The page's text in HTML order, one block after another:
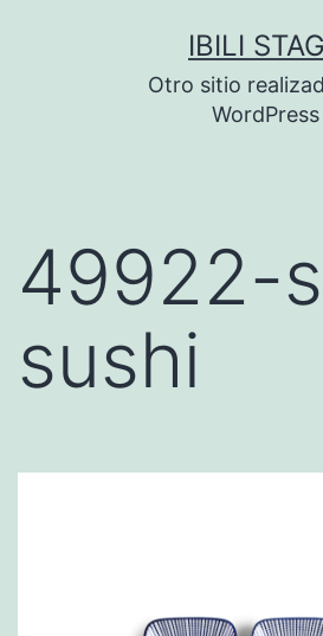
IBILI
Otro sitio
WordPress
49922-
sushi